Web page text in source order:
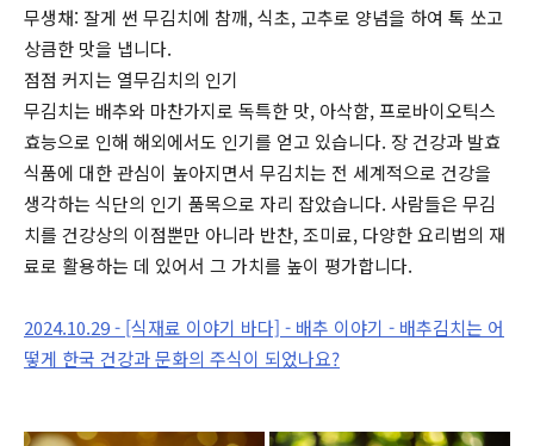
무생채: 잘게 썬 무김치에 참깨, 식초, 고추로 양념을 하여 톡 쏘고
상큼한 맛을 냅니다.
점점 커지는 열무김치의 인기
무김치는 배추와 마찬가지로 독특한 맛, 아삭함, 프로바이오틱스
효능으로 인해 해외에서도 인기를 얻고 있습니다. 장 건강과 발효
식품에 대한 관심이 높아지면서 무김치는 전 세계적으로 건강을
생각하는 식단의 인기 품목으로 자리 잡았습니다. 사람들은 무김
치를 건강상의 이점뿐만 아니라 반찬, 조미료, 다양한 요리법의 재
료로 활용하는 데 있어서 그 가치를 높이 평가합니다.
2024.10.29 - [식재료 이야기 바다] - 배추 이야기 - 배추김치는 어
떻게 한국 건강과 문화의 주식이 되었나요?